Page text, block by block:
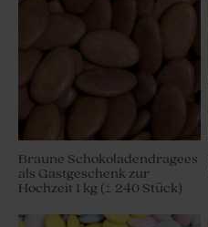
Braune Schokoladendragees
als Gastgeschenk zur
Hochzeit 1 kg (± 240 Stück)